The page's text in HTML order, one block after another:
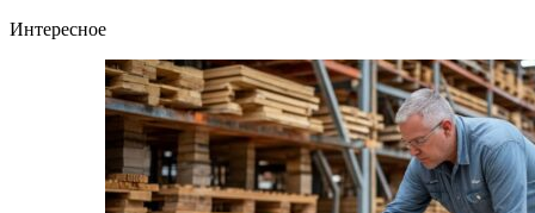
Интересное